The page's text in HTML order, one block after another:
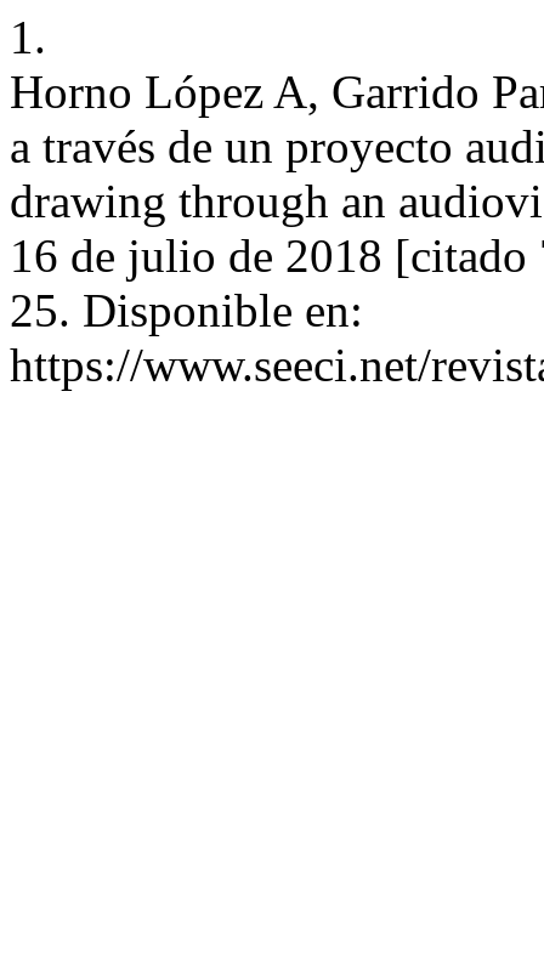
1.
Horno López A, Garrido
a través de un proyecto
drawing through an
16 de julio de 2018
25. Disponible en:
https://www.seeci.net/